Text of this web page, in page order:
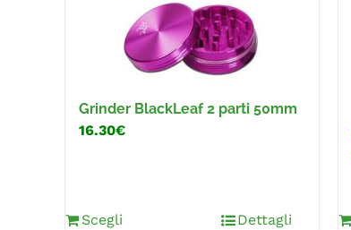
Grinder BlackLeaf 2 parti 50mm
16.30€
Scegli Dettagli